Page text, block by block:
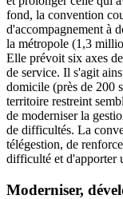
fond, la convention
d'accompagnement à
la métropole (1,3
Elle prévoit six axes
de service. Il s'agit
domicile (près de 200
territoire restreint
de moderniser la
de difficultés. La
télégestion, de
difficulté et d'apporter
Moderniser,